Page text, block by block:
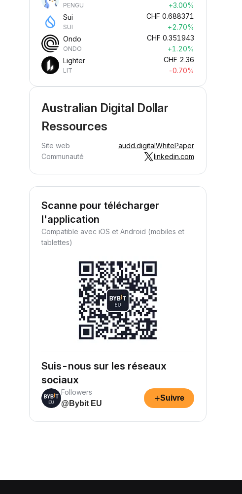
PENGU
+3.00%
Sui
SUI
CHF 0.688371
+2.70%
Ondo
ONDO
CHF 0.351943
+1.20%
Lighter
LIT
CHF 2.36
-0.70%
Australian Digital Dollar
Ressources
Site web audd.digitalWhitePaper
Communauté
linkedin.com
Scanne pour télécharger
l'application
Compatible avec iOS et Android (mobiles et
tablettes)
Suis-nous sur les réseaux
sociaux
Followers
@Bybit EU
+Suivre